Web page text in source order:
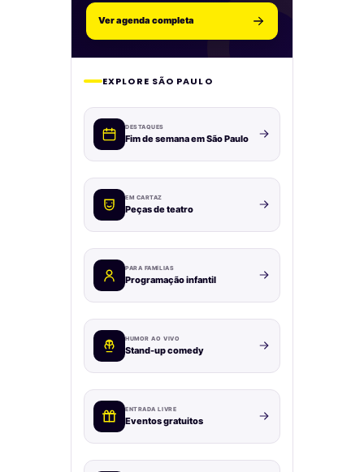
Ver agenda completa
EXPLORE SÃO PAULO
DESTAQUES
Fim de semana em São Paulo
EM CARTAZ
Peças de teatro
PARA FAMÍLIAS
Programação infantil
HUMOR AO VIVO
Stand-up comedy
ENTRADA LIVRE
Eventos gratuitos